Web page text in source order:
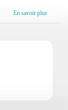
En savoir plus
Nous informons
ou moins d'armes